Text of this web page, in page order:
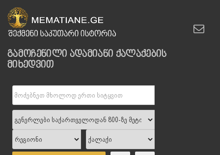
გამოჩენილი ადამიანი ქალაქების
მიხედვით